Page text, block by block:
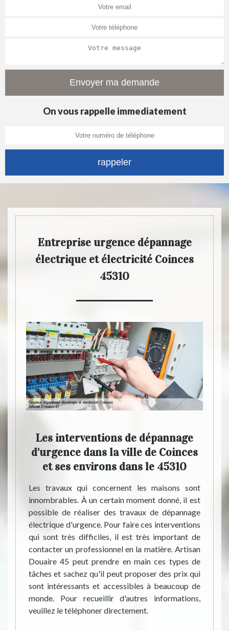
On vous rappelle immediatement
Entreprise urgence dépannage
électrique et électricité Coinces
45310
être
le
très
un
45
à
les
Les interventions de dépannage
d'urgence dans la ville de Coinces
et ses environs dans le 45310
Les travaux qui concernent les maisons sont
innombrables. À un certain moment donné, il est
possible de réaliser des travaux de dépannage
électrique d'urgence. Pour faire ces interventions
qui sont très difficiles, il est très important de
contacter un professionnel en la matière. Artisan
Douaire 45 peut prendre en main ces types de
tâches et sachez qu'il peut proposer des prix qui
sont intéressants et accessibles à beaucoup de
monde. Pour recueillir d'autres informations,
veuillez le téléphoner directement.
-
Au
vous
de
ces
des